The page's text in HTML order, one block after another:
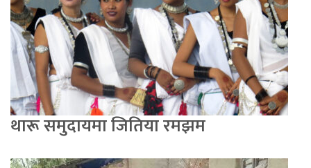
थारू समुदायमा जितिया रमझम